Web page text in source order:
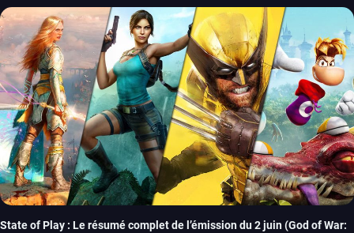
State of Play : Le résumé complet de l’émission du 2 juin (God of War: